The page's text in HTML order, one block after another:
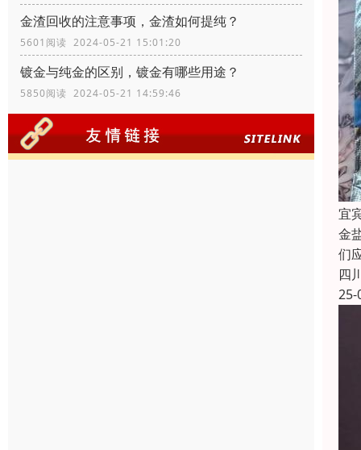
金渣回收的注意事项，金渣如何提纯？
5601阅读 2024-05-21 15:01:20
镀金与纯金的区别，镀金有哪些用途？
5850阅读 2024-05-21 14:59:46
宜
金
们
四
25-